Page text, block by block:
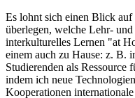
Es lohnt sich einen Blick
überlegen, welche Lehr-
interkulturelles Lernen "at
einem auch zu Hause: z. B.
Studierenden als
indem ich neue
Kooperationen